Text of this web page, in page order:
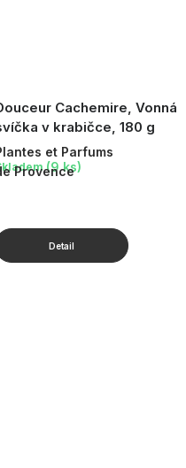
Cachemire, Vonná
v krabičce, 180 g
et Parfums
Provence
(9 ks)